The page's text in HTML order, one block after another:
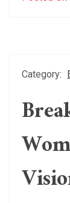
Category: